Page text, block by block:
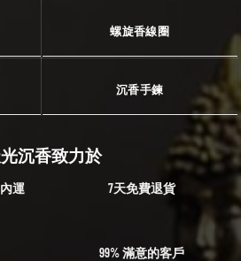
螺旋香線圈
沉香手鍊
沉香致力於
運
7天免費退貨
99% 滿意的客戶